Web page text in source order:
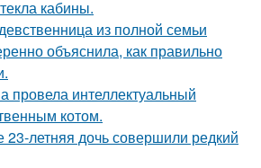
кабины.
из полной семьи
объяснила, как правильно
провела интеллектуальный
котом.
23-летняя дочь совершили редкий